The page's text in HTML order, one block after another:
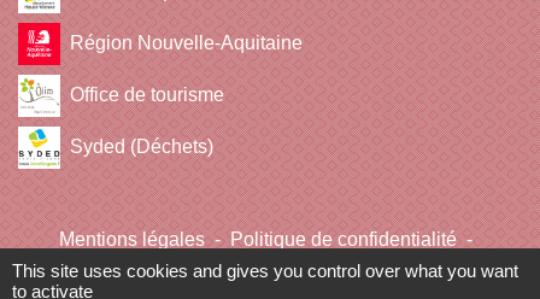
Région Nouvelle-Aquitaine
Office de tourisme
Syded (Déchets)
Mentions légales - Politique de confidentialité -
Accessibilité - Plan du site - Gestion des cookies
This site uses cookies and gives you control over what you want
to activate